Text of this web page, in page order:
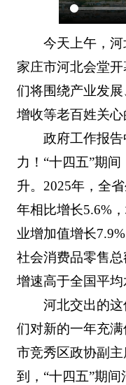
今天上午，
家庄市河北会堂
们将围绕产业发
增收等老百姓关心
政府工作报告
力！“十四五”期
升。2025年，全
年相比增长5.6%
业增加值增长
社会消费品零售
增速高于全国平均
河北交出的这
们对新的一年充
市竞秀区政协副
到，“十四五”期